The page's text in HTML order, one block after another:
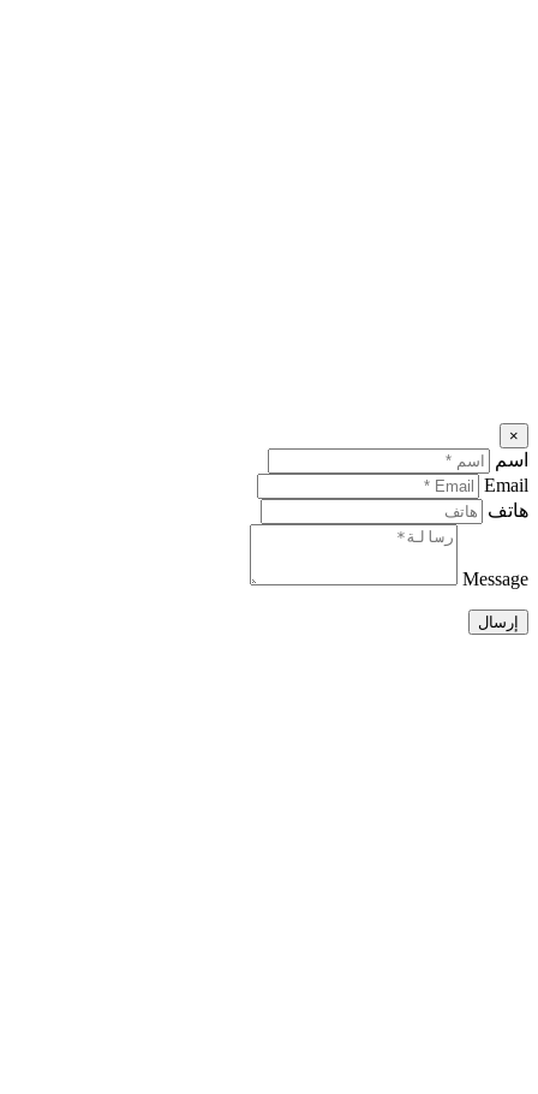
×
اسم
Email
هاتف
Message
إرسال